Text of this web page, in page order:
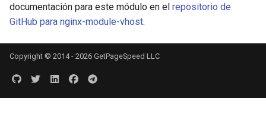
js-challenge
json-var
json
documentación para este módulo en el repositorio de
GitHub para nginx-module-vhost.
Copyright © 2014 - 2026 GetPageSpeed LLC